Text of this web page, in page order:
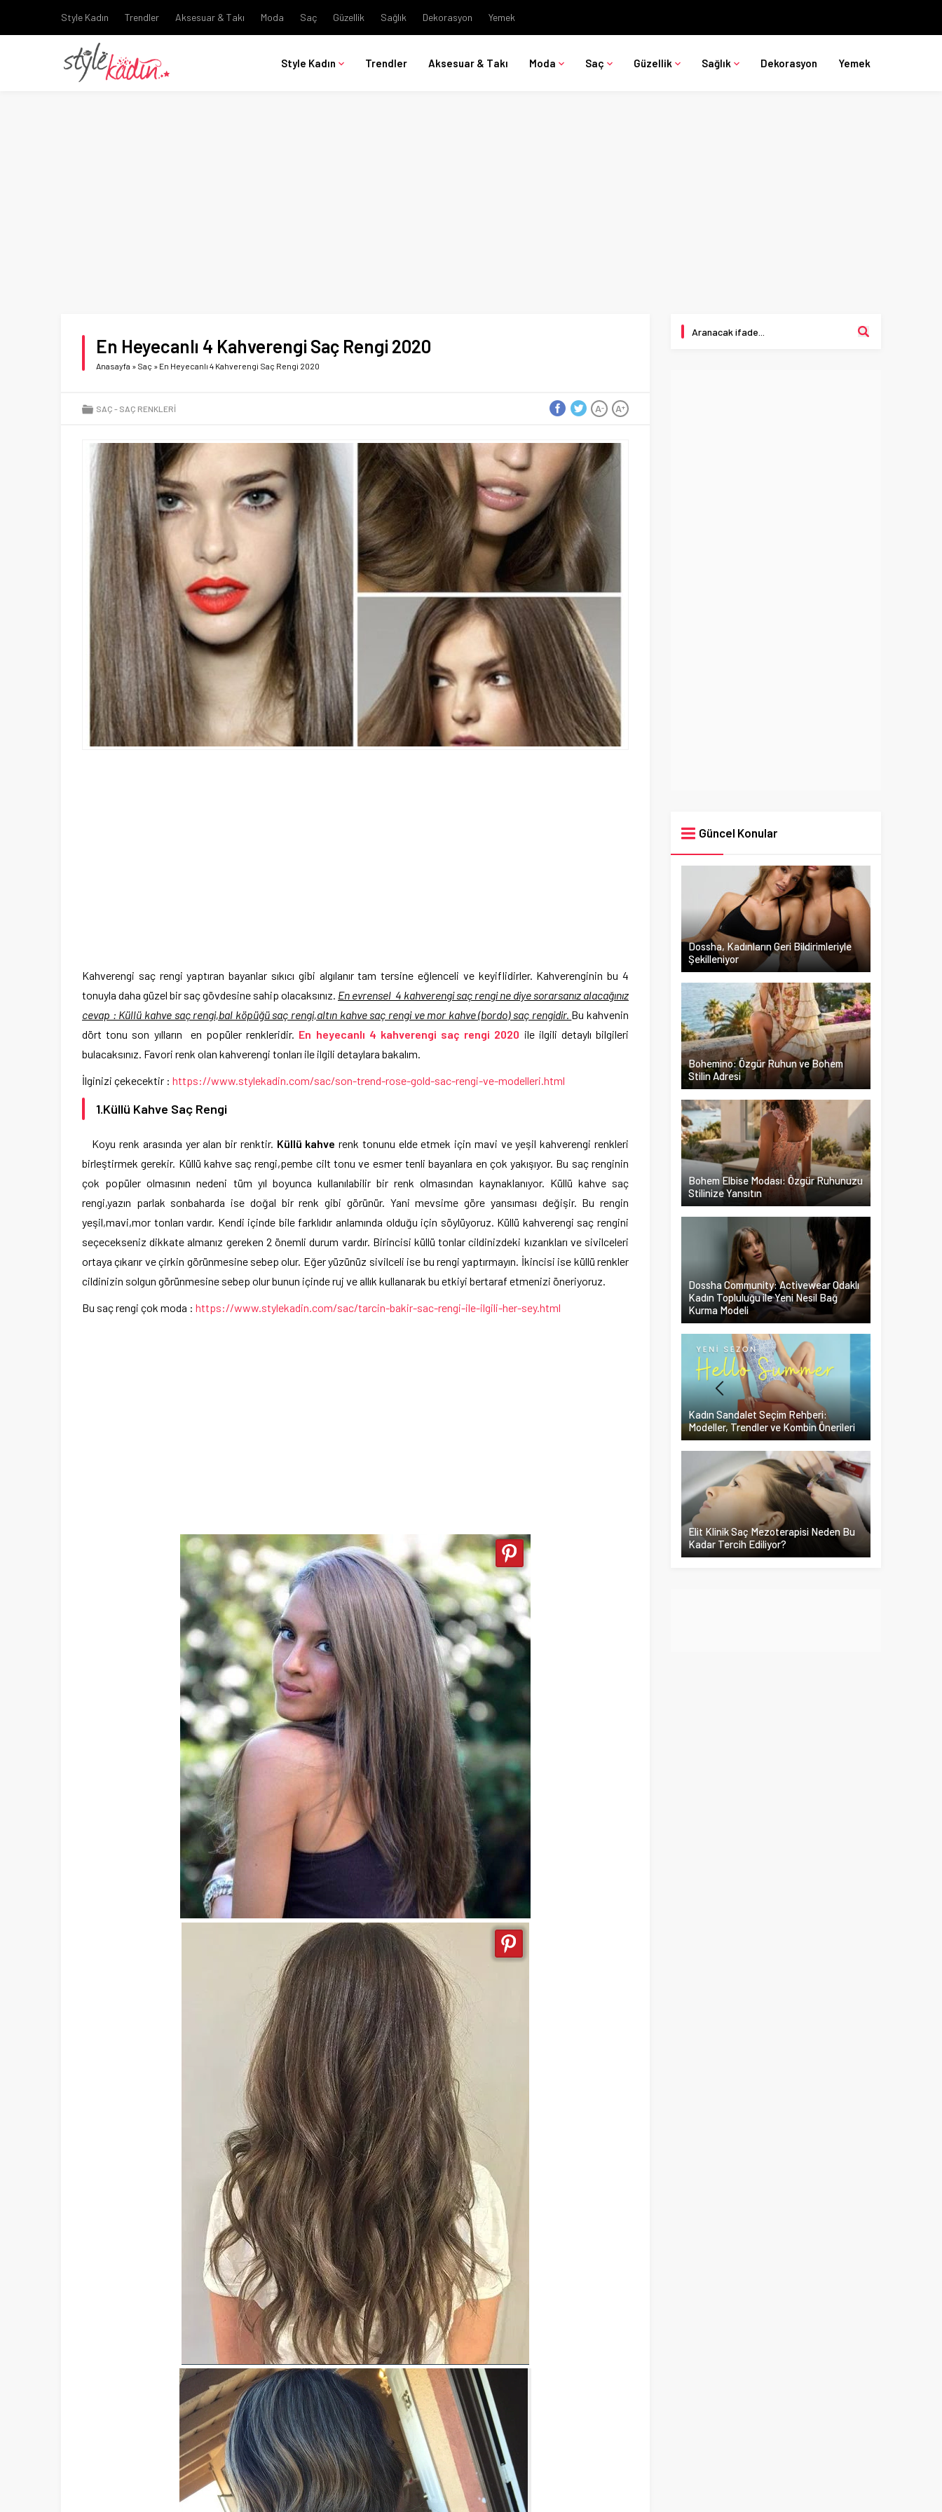
Style Kadın Trendler Aksesuar & Takı Moda Saç Güzellik Sağlık Dekorasyon Yemek
Style Kadın Trendler Aksesuar & Takı Moda Saç Güzellik Sağlık Dekorasyon Yemek
En Heyecanlı 4 Kahverengi Saç Rengi 2020
Anasayfa » Saç » En Heyecanlı 4 Kahverengi Saç Rengi 2020
SAÇ SAÇ RENKLERI A+
A-
Kahverengi saç rengi yaptıran bayanlar sıkıcı gibi algılanır tam tersine eğlenceli ve keyiflidirler. Kahverenginin bu 4
tonuyla daha güzel bir saç gövdesine sahip olacaksınız. En evrensel 4 kahverengi saç rengi ne diye sorarsanız alacağınız
cevap : Küllü kahve saç rengi,bal köpüğü saç rengi,altın kahve saç rengi ve mor kahve (bordo) saç rengidir. Bu kahvenin
dört tonu son yılların en popüler renkleridir. En heyecanlı 4 kahverengi saç rengi 2020 ile ilgili detaylı bilgileri
bulacaksınız. Favori renk olan kahverengi tonları ile ilgili detaylara bakalım.
İlginizi çekecektir : https://www.stylekadin.com/sac/son-trend-rose-gold-sac-rengi-ve-modelleri.html
1.Küllü Kahve Saç Rengi
Koyu renk arasında yer alan bir renktir. Küllü kahve renk tonunu elde etmek için mavi ve yeşil kahverengi renkleri
birleştirmek gerekir. Küllü kahve saç rengi,pembe cilt tonu ve esmer tenli bayanlara en çok yakışıyor. Bu saç renginin
çok popüler olmasının nedeni tüm yıl boyunca kullanılabilir bir renk olmasından kaynaklanıyor. Küllü kahve saç
rengi,yazın parlak sonbaharda ise doğal bir renk gibi görünür. Yani mevsime göre yansıması değişir. Bu rengin
yeşil,mavi,mor tonları vardır. Kendi içinde bile farklıdır anlamında olduğu için söylüyoruz. Küllü kahverengi saç rengini
seçecekseniz dikkate almanız gereken 2 önemli durum vardır. Birincisi küllü tonlar cildinizdeki kızarıkları ve sivilceleri
ortaya çıkarır ve çirkin görünmesine sebep olur. Eğer yüzünüz sivilceli ise bu rengi yaptırmayın. İkincisi ise küllü renkler
cildinizin solgun görünmesine sebep olur bunun içinde ruj ve allık kullanarak bu etkiyi bertaraf etmenizi öneriyoruz.
Bu saç rengi çok moda : https://www.stylekadin.com/sac/tarcin-bakir-sac-rengi-ile-ilgili-her-sey.html
Güncel Konular
Dossha, Kadınların Geri Bildirimleriyle
Şekilleniyor
Bohemino: Özgür Ruhun ve Bohem
Stilin Adresi
Bohem Elbise Modası: Özgür Ruhunuzu
Stilinize Yansıtın
Dossha Community: Activewear Odaklı
Kadın Topluluğu ile Yeni Nesil Bağ
Kurma Modeli
Kadın Sandalet Seçim Rehberi:
Modeller, Trendler ve Kombin Önerileri
Elit Klinik Saç Mezoterapisi Neden Bu
Kadar Tercih Ediliyor?